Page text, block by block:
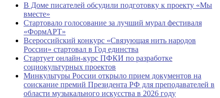
В Доме писателей обсудили подготовку к проекту «Мы
вместе»
Стартовало голосование за лучший мурал фестиваля
«ФормАРТ»
Всероссийский конкурс «Связующая нить народов
России» стартовал в Год единства
Стартует онлайн-курс ПФКИ по разработке
социокультурных проектов
Минкультуры России открыло прием документов на
соискание премий Президента РФ для преподавателей в
области музыкального искусства в 2026 году